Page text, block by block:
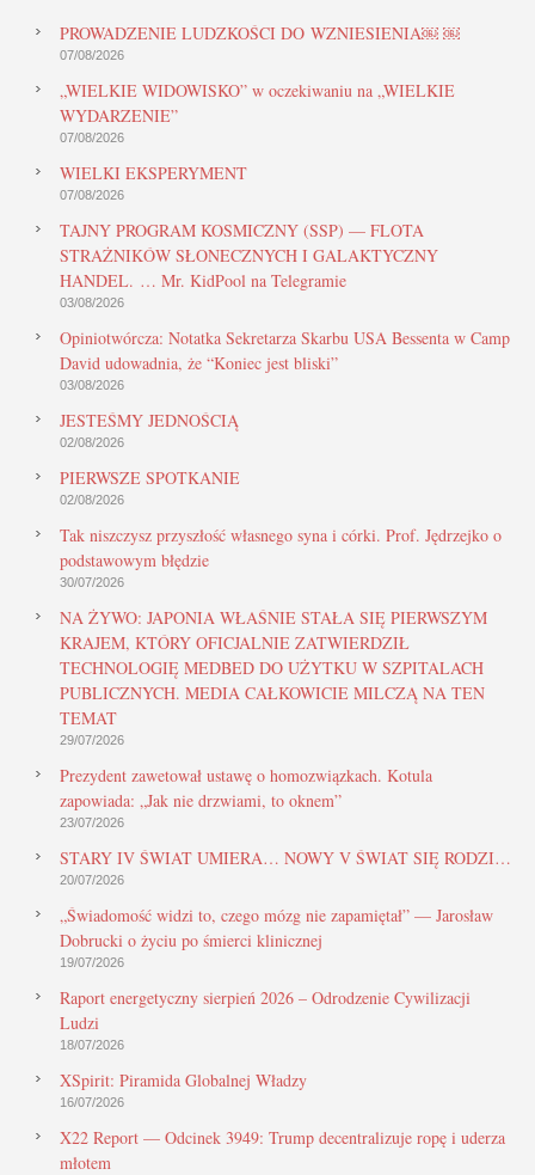
PROWADZENIE LUDZKOŚCI DO WZNIESIENIA￼ ￼
07/08/2026
„WIELKIE WIDOWISKO” w oczekiwaniu na „WIELKIE
WYDARZENIE”
07/08/2026
WIELKI EKSPERYMENT
07/08/2026
TAJNY PROGRAM KOSMICZNY (SSP) — FLOTA
STRAŻNIKÓW SŁONECZNYCH I GALAKTYCZNY
HANDEL. … Mr. KidPool na Telegramie
03/08/2026
Opiniotwórcza: Notatka Sekretarza Skarbu USA Bessenta w Camp
David udowadnia, że “Koniec jest bliski”
03/08/2026
JESTEŚMY JEDNOŚCIĄ
02/08/2026
PIERWSZE SPOTKANIE
02/08/2026
Tak niszczysz przyszłość własnego syna i córki. Prof. Jędrzejko o
podstawowym błędzie
30/07/2026
NA ŻYWO: JAPONIA WŁAŚNIE STAŁA SIĘ PIERWSZYM
KRAJEM, KTÓRY OFICJALNIE ZATWIERDZIŁ
TECHNOLOGIĘ MEDBED DO UŻYTKU W SZPITALACH
PUBLICZNYCH. MEDIA CAŁKOWICIE MILCZĄ NA TEN
TEMAT
29/07/2026
Prezydent zawetował ustawę o homozwiązkach. Kotula
zapowiada: „Jak nie drzwiami, to oknem”
23/07/2026
STARY IV ŚWIAT UMIERA… NOWY V ŚWIAT SIĘ RODZI…
20/07/2026
„Świadomość widzi to, czego mózg nie zapamiętał” — Jarosław
Dobrucki o życiu po śmierci klinicznej
19/07/2026
Raport energetyczny sierpień 2026 – Odrodzenie Cywilizacji
Ludzi
18/07/2026
XSpirit: Piramida Globalnej Władzy
16/07/2026
X22 Report — Odcinek 3949: Trump decentralizuje ropę i uderza
młotem